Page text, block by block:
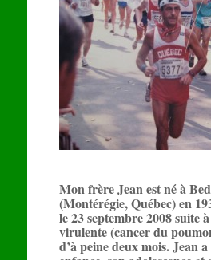
Mon frère Jean est né à
(Montérégie, Québec) en
le 23 septembre 2008 suite
virulente (cancer du
d’à peine deux mois. Jean a